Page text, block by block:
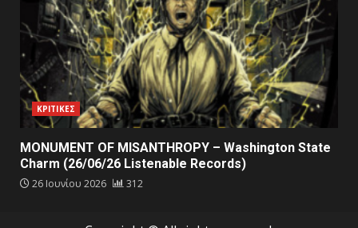
ΚΡΙΤΙΚΕΣ
MONUMENT OF MISANTHROPY – Washington State
Charm (26/06/26 Listenable Records)
26 Ιουνίου 2026 312